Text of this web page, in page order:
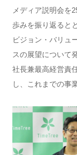
メディア説明会を
歩みを振り返ると
ビジョン・バリュ
スの展望について
社長兼最高経営責
し、これまでの事